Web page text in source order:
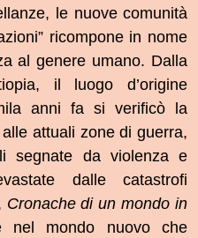
le nuove comunità
ricompone in nome
al genere umano. Dalla
il luogo d’origine
anni fa si verificò la
attuali zone di guerra,
segnate da violenza e
dalle catastrofi
Cronache di un mondo in
mondo nuovo che